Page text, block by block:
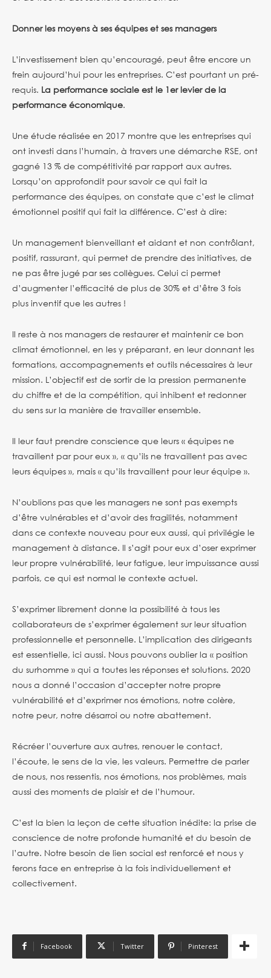
Donner les moyens à ses équipes et ses managers
L’investissement bien qu’encouragé, peut être encore un
frein aujourd’hui pour les entreprises. C’est pourtant un pré-
requis. La performance sociale est le 1er levier de la
performance économique.
Une étude réalisée en 2017 montre que les entreprises qui
ont investi dans l’humain, à travers une démarche RSE, ont
gagné 13 % de compétitivité par rapport aux autres.
Lorsqu’on approfondit pour savoir ce qui fait la
performance des équipes, on constate que c’est le climat
émotionnel positif qui fait la différence. C’est à dire:
Un management bienveillant et aidant et non contrôlant,
positif, rassurant, qui permet de prendre des initiatives, de
ne pas être jugé par ses collègues. Celui ci permet
d’augmenter l’efficacité de plus de 30% et d’être 3 fois
plus inventif que les autres !
Il reste à nos managers de restaurer et maintenir ce bon
climat émotionnel, en les y préparant, en leur donnant les
formations, accompagnements et outils nécessaires à leur
mission. L’objectif est de sortir de la pression permanente
du chiffre et de la compétition, qui inhibent et redonner
du sens sur la manière de travailler ensemble.
Il leur faut prendre conscience que leurs « équipes ne
travaillent par pour eux », « qu’ils ne travaillent pas avec
leurs équipes », mais « qu’ils travaillent pour leur équipe ».
N’oublions pas que les managers ne sont pas exempts
d’être vulnérables et d’avoir des fragilités, notamment
dans ce contexte nouveau pour eux aussi, qui privilégie le
management à distance. Il s’agit pour eux d’oser exprimer
leur propre vulnérabilité, leur fatigue, leur impuissance aussi
parfois, ce qui est normal le contexte actuel.
S’exprimer librement donne la possibilité à tous les
collaborateurs de s’exprimer également sur leur situation
professionnelle et personnelle. L’implication des dirigeants
est essentielle, ici aussi. Nous pouvons oublier la « position
du surhomme » qui a toutes les réponses et solutions. 2020
nous a donné l’occasion d’accepter notre propre
vulnérabilité et d’exprimer nos émotions, notre colère,
notre peur, notre désarroi ou notre abattement.
Récréer l’ouverture aux autres, renouer le contact,
l’écoute, le sens de la vie, les valeurs. Permettre de parler
de nous, nos ressentis, nos émotions, nos problèmes, mais
aussi des moments de plaisir et de l’humour.
C’est la bien la leçon de cette situation inédite: la prise de
conscience de notre profonde humanité et du besoin de
l’autre. Notre besoin de lien social est renforcé et nous y
ferons face en entreprise à la fois individuellement et
collectivement.
Facebook Twitter Pinterest